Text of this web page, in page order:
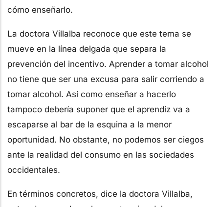
cómo enseñarlo.
La doctora Villalba reconoce que este tema se
mueve en la línea delgada que separa la
prevención del incentivo. Aprender a tomar alcohol
no tiene que ser una excusa para salir corriendo a
tomar alcohol. Así como enseñar a hacerlo
tampoco debería suponer que el aprendiz va a
escaparse al bar de la esquina a la menor
oportunidad. No obstante, no podemos ser ciegos
ante la realidad del consumo en las sociedades
occidentales.
En términos concretos, dice la doctora Villalba,